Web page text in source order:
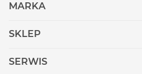
MARKA
SKLEP
SERWIS